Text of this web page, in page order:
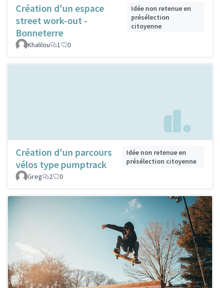
Création d'un espace
street work-out -
Bonneterre
Idée non retenue en
présélection
citoyenne
Khalilou 1 0
Création d'un parcours
vélos type pumptrack
Idée non retenue en
présélection citoyenne
Greg
2 0